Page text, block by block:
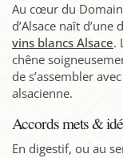
Au cœur du
d’Alsace naît
vins blancs Alsace.
chêne
de s’assembler
alsacienne.
Accords mets &
En digestif, ou au